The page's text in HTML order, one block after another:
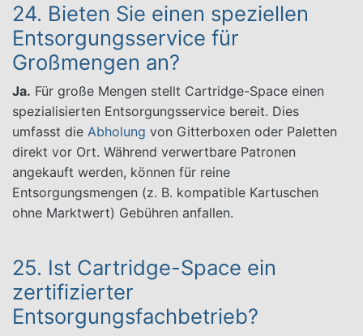
24. Bieten Sie einen speziellen
Entsorgungsservice für
Großmengen an?
Ja. Für große Mengen stellt Cartridge-Space einen
spezialisierten Entsorgungsservice bereit. Dies
umfasst die Abholung von Gitterboxen oder Paletten
direkt vor Ort. Während verwertbare Patronen
angekauft werden, können für reine
Entsorgungsmengen (z. B. kompatible Kartuschen
ohne Marktwert) Gebühren anfallen.
25. Ist Cartridge-Space ein
zertifizierter
Entsorgungsfachbetrieb?